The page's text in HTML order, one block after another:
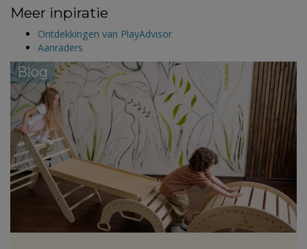
Meer inpiratie
Ontdekkingen van PlayAdvisor
Aanraders
Blog